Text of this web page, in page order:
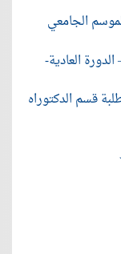
الجامعي
العادية-
قسم الدكتوراه